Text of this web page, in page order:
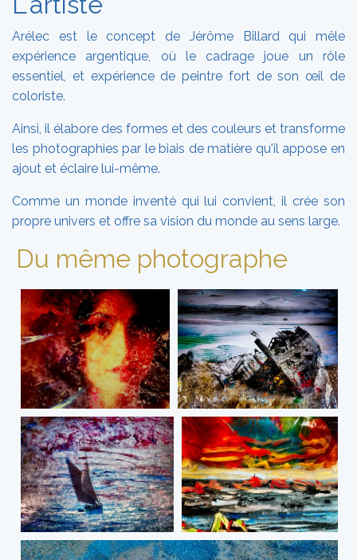
Arélec est le concept de Jérôme Billard qui mêle
expérience argentique, où le cadrage joue un rôle
essentiel, et expérience de peintre fort de son œil de
coloriste.
Ainsi, il élabore des formes et des couleurs et transforme
les photographies par le biais de matière qu'il appose en
ajout et éclaire lui-même.
Comme un monde inventé qui lui convient, il crée son
propre univers et offre sa vision du monde au sens large.
Du même photographe